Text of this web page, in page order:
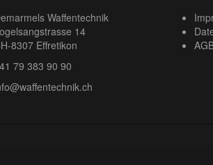
Waffentechnik
14
8307 Effretikon
79 383 90 90